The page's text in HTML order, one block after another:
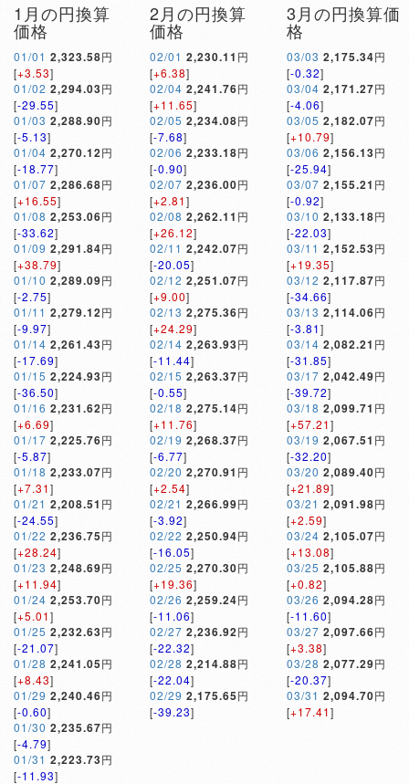
1月の円換算
価格
01/01 2,323.58円
[+3.53]
01/02 2,294.03円
[-29.55]
01/03 2,288.90円
[-5.13]
01/04 2,270.12円
[-18.77]
01/07 2,286.68円
[+16.55]
01/08 2,253.06円
[-33.62]
01/09 2,291.84円
[+38.79]
01/10 2,289.09円
[-2.75]
01/11 2,279.12円
[-9.97]
01/14 2,261.43円
[-17.69]
01/15 2,224.93円
[-36.50]
01/16 2,231.62円
[+6.69]
01/17 2,225.76円
[-5.87]
01/18 2,233.07円
[+7.31]
01/21 2,208.51 円
[-24.55]
01/22 2,236.75円
[+28.24]
01/23 2,248.69円
[+11.94]
01/24 2,253.70円
[+5.01]
01/25 2,232.63円
[-21.07]
01/28 2,241.05円
[+8.43]
01/29 2,240.46円
[-0.60]
01/30 2,235.67円
[-4.79]
01/31 2,223.73円
[-11.93]
2月の円換算
価格
02/01 2,230.11 円
[+6.38]
02/04 2,241.76円
[+11.65]
02/05 2,234.08円
[-7.68]
02/06 2,233.18円
[-0.90]
02/07 2,236.00円
[+2.81]
02/08 2,262.11 円
[+26.12]
02/11 2,242.07円
[-20.05]
02/12 2,251.07円
[+9.00]
02/13 2,275.36円
[+24.29]
02/14 2,263.93円
[-11.44]
02/15 2,263.37円
[-0.55]
02/18 2,275.14円
[+11.76]
02/19 2,268.37円
[-6.77]
02/20 2,270.91 円
[+2.54]
02/21 2,266.99円
[-3.92]
02/22 2,250.94円
[-16.05]
02/25 2,270.30円
[+19.36]
02/26 2,259.24円
[-11.06]
02/27 2,236.92円
[-22.32]
02/28 2,214.88円
[-22.04]
02/29 2,175.65円
[-39.23]
3月の円換算価
格
03/03 2,175.34円
[-0.32]
03/04 2,171.27円
[-4.06]
03/05 2,182.07円
[+10.79]
03/06 2,156.13円
[-25.94]
03/07 2,155.21 円
[-0.92]
03/10 2,133.18円
[-22.03]
03/11 2,152.53円
[+19.35]
03/12 2,117.87円
[-34.66]
03/13 2,114.06円
[-3.81]
03/14 2,082.21 円
[-31.85]
03/17 2,042.49円
[-39.72]
03/18 2,099.71 円
[+57.21]
03/19 2,067.51 円
[-32.20]
03/20 2,089.40円
[+21.89]
03/21 2,091.98円
[+2.59]
03/24 2,105.07円
[+13.08]
03/25 2,105.88円
[+0.82]
03/26 2,094.28円
[-11.60]
03/27 2,097.66円
[+3.38]
03/28 2,077.29円
[-20.37]
03/31 2,094.70円
[+17.41]